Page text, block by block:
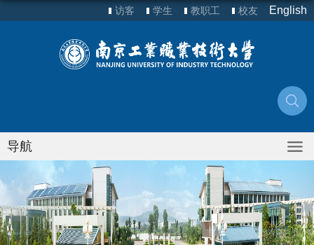
访客 学生 教职工 校友 English
导航